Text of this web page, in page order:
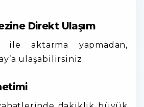
Direkt Ulaşım
ile aktarma yapmadan,
ulaşabilirsiniz.